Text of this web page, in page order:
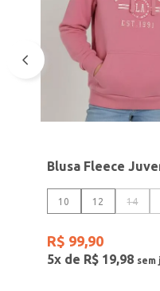
10 12 14
R$ 99,90
5x de R$ 19,98